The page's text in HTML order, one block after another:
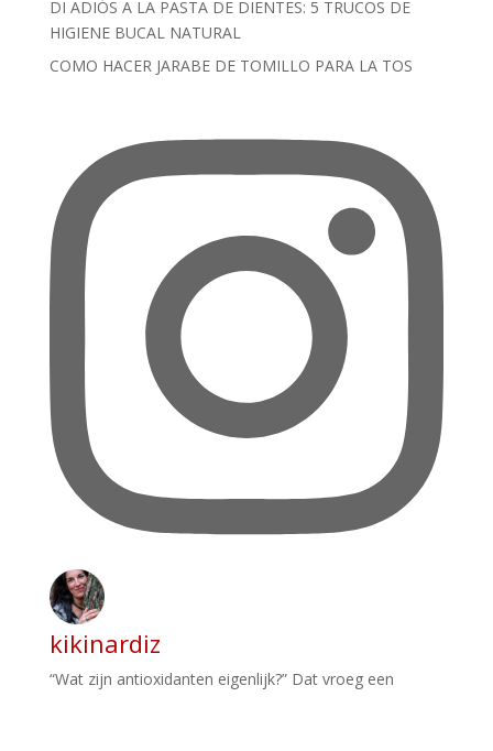
DI ADIÓS A LA PASTA DE DIENTES: 5 TRUCOS DE
HIGIENE BUCAL NATURAL
COMO HACER JARABE DE TOMILLO PARA LA TOS
kikinardiz
“Wat zijn antioxidanten eigenlijk?” Dat vroeg een